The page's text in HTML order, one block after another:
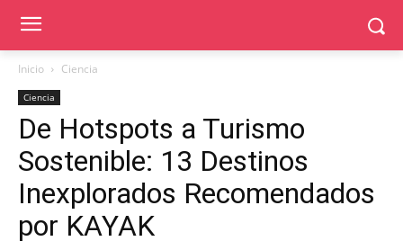
Inicio Ciencia
Ciencia
De Hotspots a Turismo
Sostenible: 13 Destinos
Inexplorados Recomendados
por KAYAK